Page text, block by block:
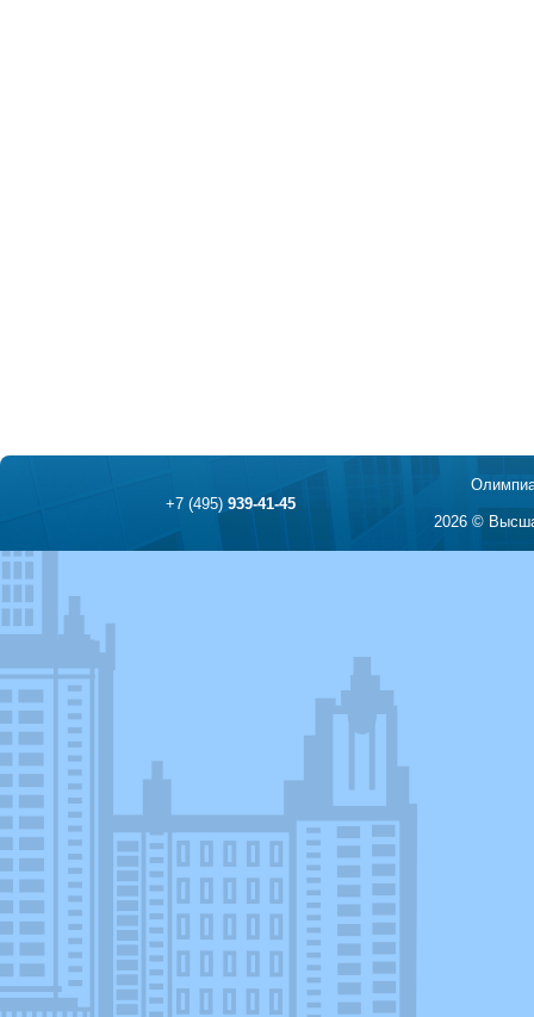
+7 (495)939-41-45
2026 ©